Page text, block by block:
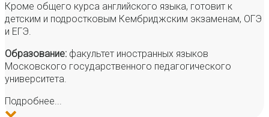
Кроме общего курса английского языка, готовит к
детским и подростковым Кембриджским экзаменам, ОГЭ
и ЕГЭ.
Образование: факультет иностранных языков
Московского государственного педагогического
университета.
Подробнее...